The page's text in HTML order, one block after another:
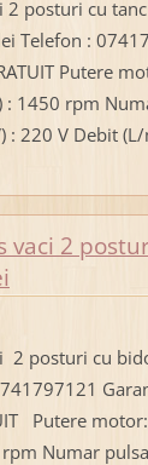
2 posturi cu
Telefon :
Putere
1450 rpm
: 220 V Debit
vaci 2
2 posturi cu
Putere
Numar